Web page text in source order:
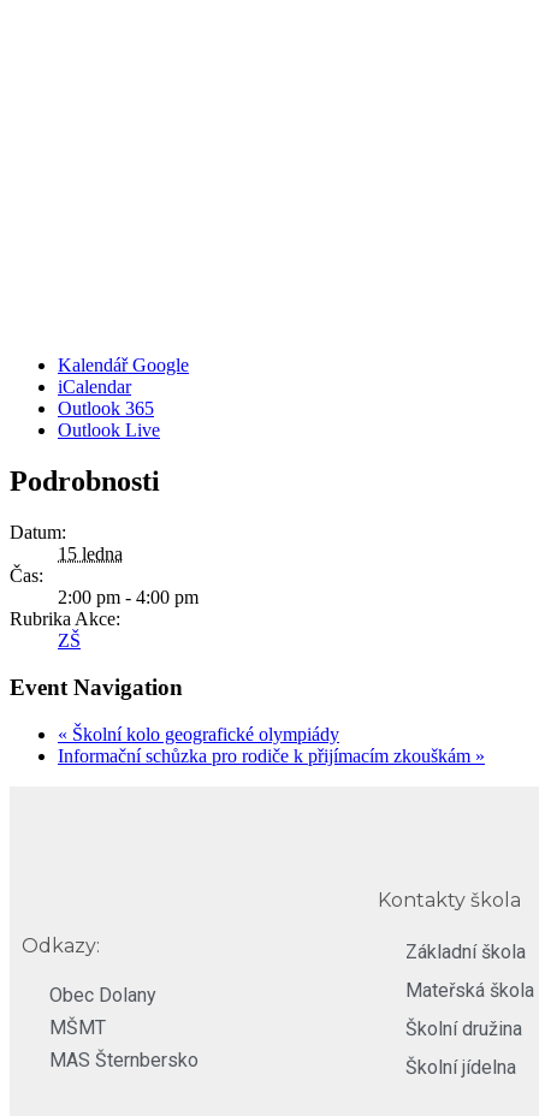
Kalendář Google
iCalendar
Outlook 365
Outlook Live
Podrobnosti
Datum:
15 ledna
Čas:
2:00 pm - 4:00 pm
Rubrika Akce:
ZŠ
Event Navigation
« Školní kolo geografické olympiády
Informační schůzka pro rodiče k přijímacím zkouškám »
Odkazy:
Obec Dolany
MŠMT
MAS Šternbersko
Kontakty škola
Základní škola
Mateřská škola
Školní družina
Školní jídelna